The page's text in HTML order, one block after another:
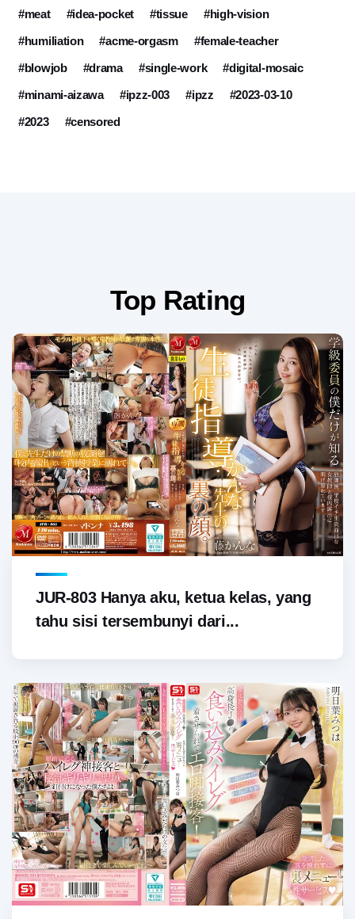
#meat #idea-pocket #tissue
#high-vision
#humiliation
#acme-orgasm
#female-teacher
#blowjob
#drama #single-work
#digital-mosaic
#minami-aizawa
#ipzz-003 #ipzz
#2023-03-10
#2023
#censored
Top Rating
JUR-803 Hanya aku, ketua kelas, yang
tahu sisi tersembunyi dari...